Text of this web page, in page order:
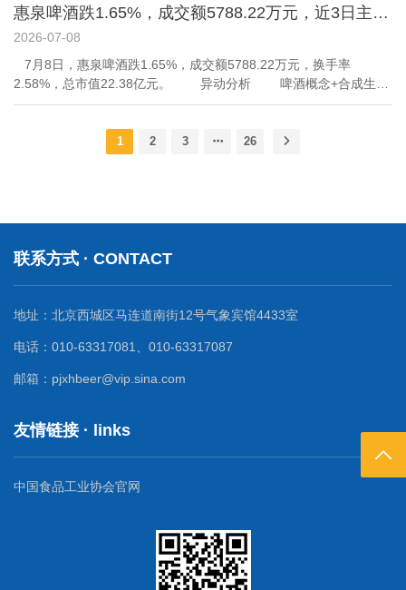
利润13.79亿元至14.89亿元，同比增长25%至35%；扣非净利润
13.47亿元至14.51亿元，同比增长30%至40%。此前公告显示，公
年归母净利润的50.36%。这一安排既体现了燕京啤酒良好的盈利能
力，也传递出公司重视股东回报、看好长期发展的积极信号。 7月
16日燕京啤酒举办的2026年度分析师及投资者交流会吸引了81家机
四川燕京啤酒有限公司。智能化生产车间内，各条生产线高速运
类成品啤酒快速分拣、装车，满载货品的运输车辆陆续驶出厂区，
发往川渝各地市场，全力保障夏季市场供应。 “目前企业日出货量稳
定在1000吨以上，其中近半数产品供应南充本地市场，多品类产品
源和成熟酿造工艺，公司严格把控生产全流程质量，持续优化产品
惠泉啤酒跌1.65%，成交额5788.22万元，近3日主力净流入-156.80万
2026-07-08
7月8日，惠泉啤酒跌1.65%，成交额5788.22万元，换手率
2.58%，总市值22.38亿元。 异动分析 啤酒概念+合成生物
+旅游概念+国企改革+海峡两岸 1、公司是中国十佳啤酒企业之
地(本埠南厂、北厂，福鼎，江西抚州)，总生产规模设计年产能力80
万吨，现产能超过60万吨啤酒，总资产超过15亿元，拥有一流的啤
利通过项目验收。 3、2025年10月29日官微， 惠泉啤酒工业旅
文旅打卡地”。 4、公司属于国有企业。公司的最终控制人为北
1 2 3 26
联系方式 · CONTACT
地址：北京西城区马连道南街12号气象宾馆4433室
电话：010-63317081、010-63317087
邮箱：pjxhbeer@vip.sina.com
友情链接 · links
中国食品工业协会官网
返回